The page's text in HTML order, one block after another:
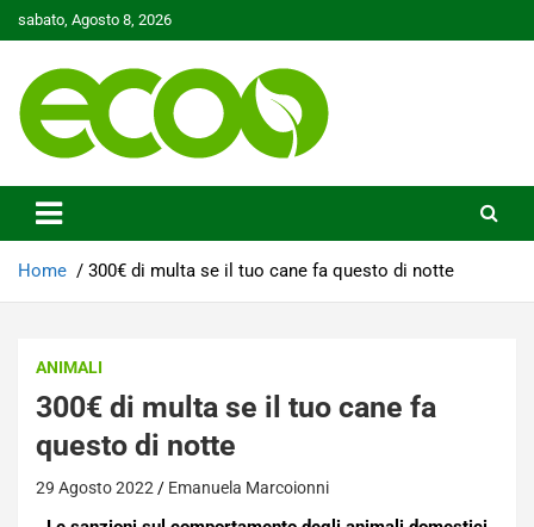
to
sabato, Agosto 8, 2026
Ecoo.it
Home 300€ di multa se il tuo cane fa questo di notte
ANIMALI
300€ di multa se il tuo cane fa
questo di notte
29 Agosto 2022 Emanuela Marcoionni